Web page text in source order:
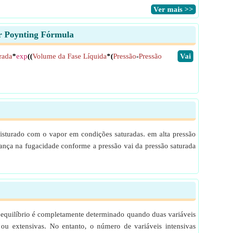
​Ver mais >>
Poynting Fórmula
​Vai
*exp((Volume da Fase Líquida*(Pressão-Pressão
com o vapor em condições saturadas. em alta pressão
na fugacidade conforme a pressão vai da pressão saturada
é completamente determinado quando duas variáveis
extensivas. No entanto, o número de variáveis intensivas